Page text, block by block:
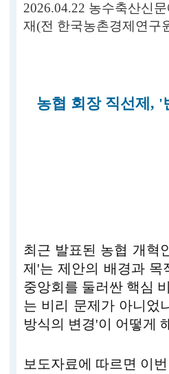
2026.04.22 농수축산신
재(전 한국농촌경제연구
농협 회장 직선제, '
최근 발표된 농협 개혁
제'는 제안의 배경과 목
중앙회를 둘러싼 핵심
는 비리 문제가 아니었
방식의 변경'이 어떻게
보도자료에 따르면 이